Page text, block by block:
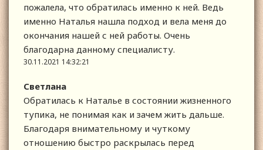
пожалела, что обратилась именно к ней. Ведь
именно Наталья нашла подход и вела меня до
окончания нашей с ней работы. Очень
благодарна данному специалисту.
30.11.2021 14:32:21
Светлана
Обратилась к Наталье в состоянии жизненного
тупика, не понимая как и зачем жить дальше.
Благодаря внимательному и чуткому
отношению быстро раскрылась перед